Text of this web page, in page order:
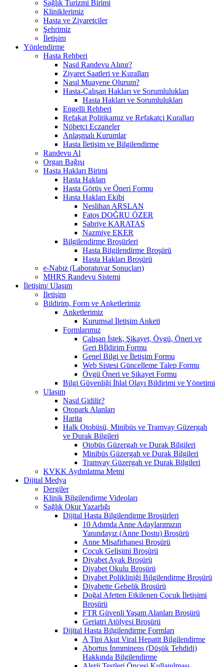
Sağlık Turizmi Birimi
Kliniklerimiz
Hasta ve Ziyaretçiler
Şehrimiz
İletişim
Yönlendirme
Hasta Rehberi
Nasıl Randevu Alınır?
Ziyaret Saatleri ve Kuralları
Nasıl Muayene Olurum?
Hasta-Çalışan Hakları ve Sorumlulukları
Hasta Hakları ve Sorumlulukları
Engelli Rehberi
Refakat Politikamız ve Refakatçi Kuralları
Nöbetçi Eczaneler
Anlaşmalı Kurumlar
Hasta İletişim ve Bilgilendirme
Randevu Al
Organ Bağışı
Hasta Hakları Birimi
Hasta Hakları
Hasta Görüş ve Öneri Formu
Hasta Hakları Ekibi
Neslihan ARSLAN
Fatoş DOĞRU ÖZER
Sabriye KARATAŞ
Nazmiye EKER
Bilgilendirme Broşürleri
Hasta Bilgilendirme Broşürü
Hasta Hakları Broşürü
e-Nabız (Laboratuvar Sonuçları)
MHRS Randevu Sistemi
İletişim/ Ulaşım
İletişim
Bildirim, Form ve Anketlerimiz
Anketlerimiz
Kurumsal İletişim Anketi
Formlarımız
Çalışan İstek, Şikayet, Övgü, Öneri ve
Geri Bİldirim Formu
Genel Bilgi ve İletişim Formu
Web Sistesi Güncelleme Talep Formu
Övgü Öneri ve Şikayet Formu
Bilgi Güvenliği İhlal Olayı Bildirimi ve Yönetimi
Ulaşım
Nasıl Gidilir?
Otopark Alanları
Harita
Halk Otobüsü, Minibüs ve Tramvay Güzergah
ve Durak Bilgileri
Otobüs Güzergah ve Durak Bilgileri
Minibüs Güzergah ve Durak Bilgileri
Tramvay Güzergah ve Durak Bilgileri
KVKK Aydınlatma Metni
Dijital Medya
Dergiler
Klinik Bilgilendirme Videoları
Sağlık Okur Yazarlığı
Dijital Hasta Bilgilendirme Broşürleri
10 Adımda Anne Adaylarımızın
Yanındayız (Anne Dostu) Broşürü
Anne Misafirhanesi Broşürü
Çocuk Gelişimi Broşürü
Diyabet Ayak Broşürü
Diyabet Okulu Broşürü
Diyabet Polikliniği Bilgilendirme Broşürü
Diyabette Gebelik Broşürü
Doğal Afetten Etkilenen Çocuk İletişimi
Broşürü
FTR Güvenli Yaşam Alanları Broşürü
Geriatri Atölyesi Broşürü
Dijital Hasta Bilgilendirme Formları
A Tipi Akut Viral Hepatit Bilgilendirme
Abortus İnmminens (Düşük Tehdidi)
Hakkında Bilgilendirme